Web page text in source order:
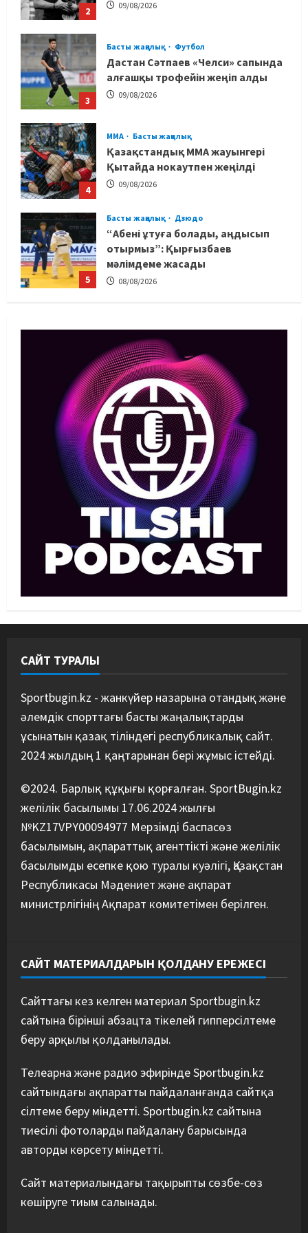
2 09/08/2026
3
Басты жаңалық Футбол
Дастан Сәтпаев «Челси» сапында
алғашқы трофейін жеңіп алды
09/08/2026
4
MMA Басты жаңалық
Қазақстандық MMA жауынгері
Қытайда нокаутпен жеңілді
09/08/2026
5
Басты жаңалық Дзюдо
“Абені ұтуға болады, аңдысып
отырмыз”: Қырғызбаев
мәлімдеме жасады
08/08/2026
1
Елдос пен Такеока: Алматы
татамиінде әлем чемпиондары
09/08/2026
2
Басты жаңалық Футбол
Лионель Мессидің әкесі қайтыс
болды
09/08/2026
Басты жаңалық Футбол
Дастан Сәтпаев «Челси» сапында
алғашқы трофейін жеңіп алды
09/08/2026
Қазақстандық MMA жауынгері
5
отырмыз”: Қырғызбаев
мәлімдеме жасады
САЙТ ТУРАЛЫ
Sportbugin.kz - жанкүйер назарына отандық және
әлемдік спорттағы басты жаңалықтарды
ұсынатын қазақ тіліндегі республикалық сайт.
2024 жылдың 1 қаңтарынан бері жұмыс істейді.
©2024. Барлық құқығы қорғалған. SportBugin.kz
желілік басылымы 17.06.2024 жылғы
№KZ17VPY00094977 Мерзімді баспасөз
басылымын, ақпараттық агенттікті және желілік
басылымды есепке қою туралы куәлігі, Қазақстан
Республикасы Мәдениет және ақпарат
министрлігінің Ақпарат комитетімен берілген.
САЙТ МАТЕРИАЛДАРЫН ҚОЛДАНУ ЕРЕЖЕСІ
Сайттағы кез келген материал Sportbugin.kz
сайтына бірінші абзацта тікелей гипперсілтеме
беру арқылы қолданылады.
Телеарна және радио эфирінде Sportbugin.kz
сайтындағы ақпаратты пайдаланғанда сайтқа
сілтеме беру міндетті. Sportbugin.kz сайтына
тиесілі фотоларды пайдалану барысында
авторды көрсету міндетті.
Сайт материалындағы тақырыпты сөзбе-сөз
көшіруге тиым салынады.